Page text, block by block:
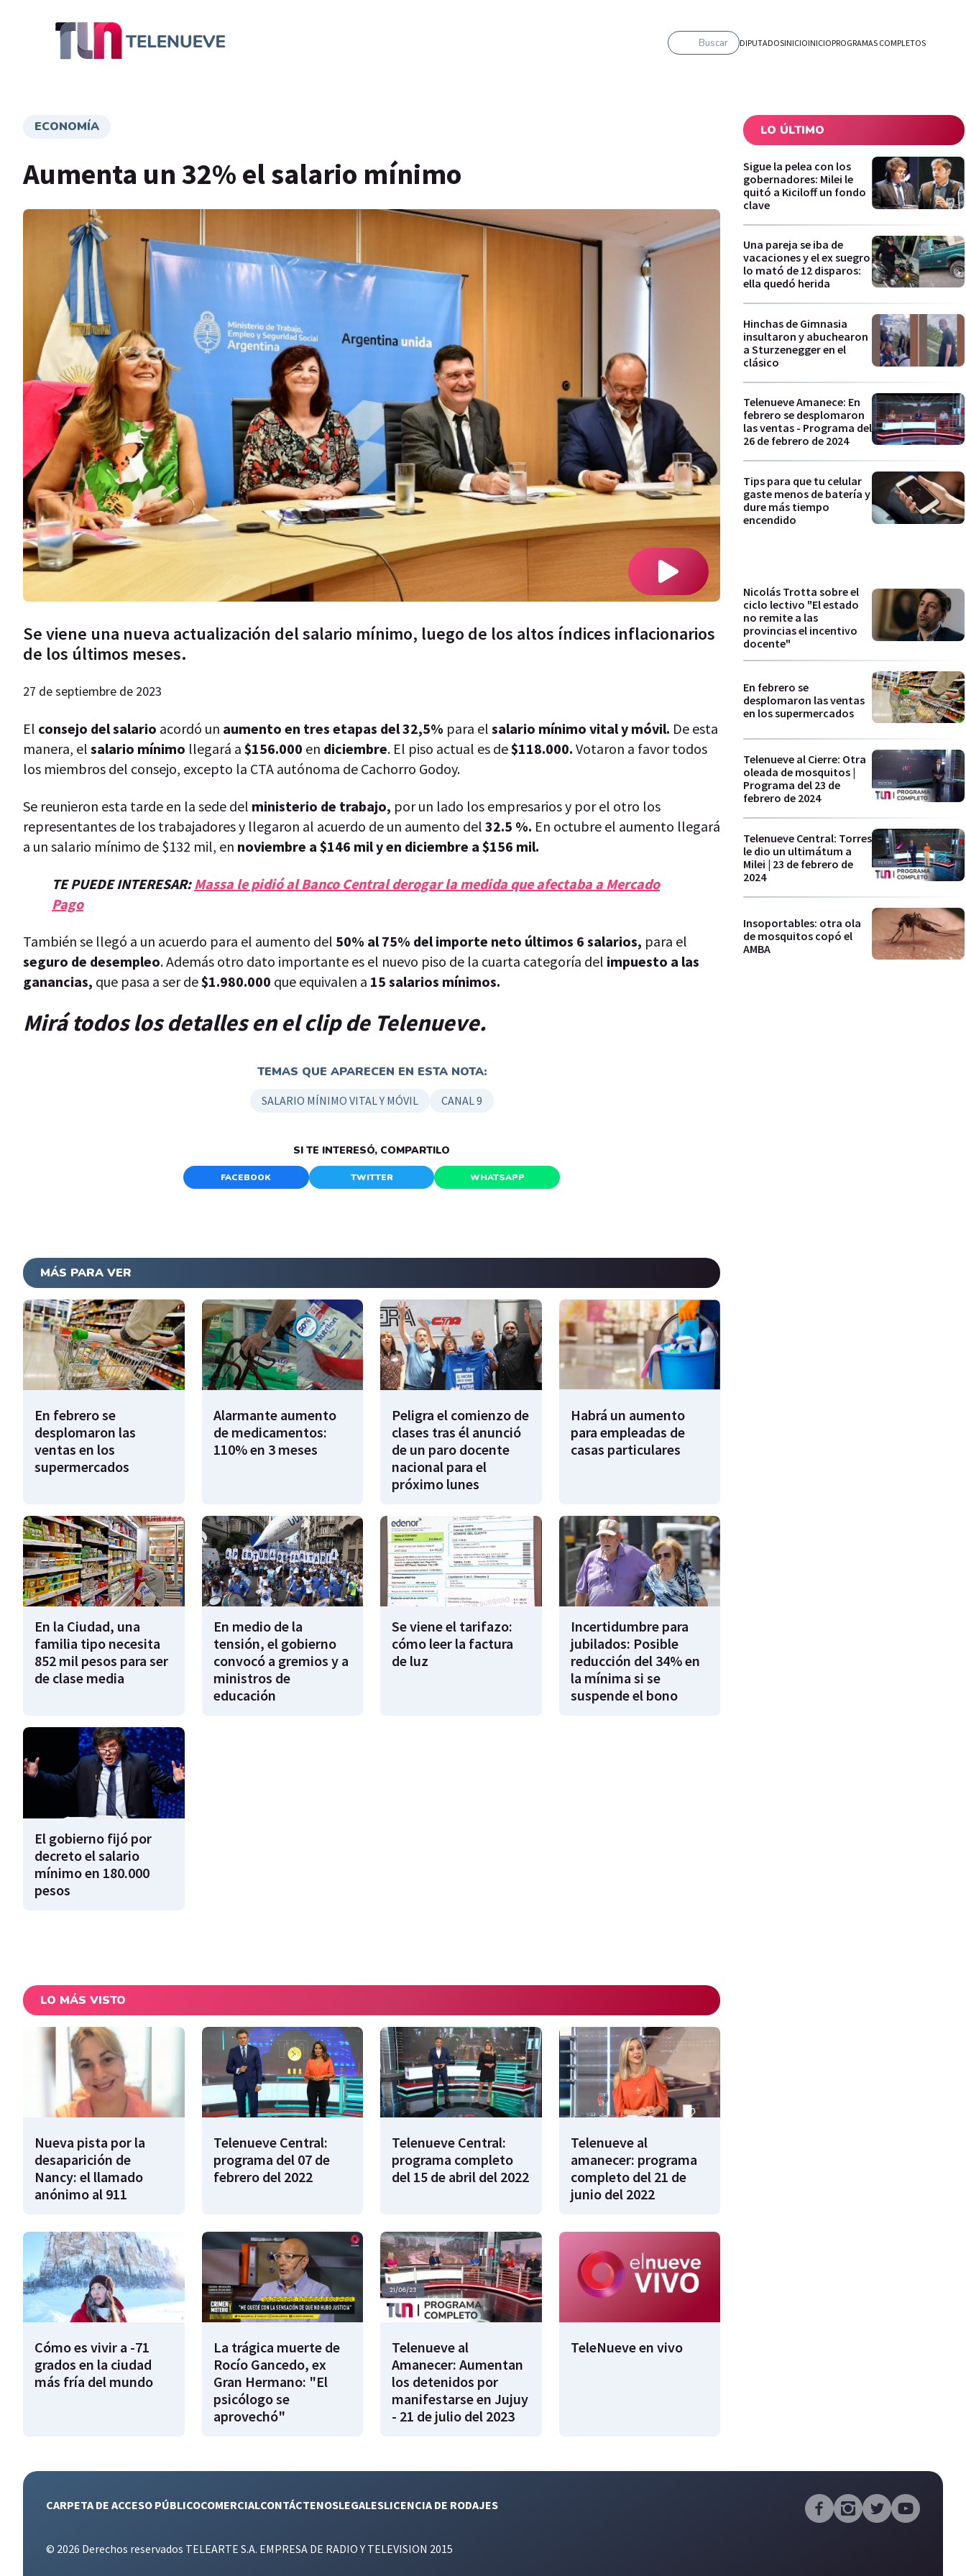
Buscar DIPUTADOSINICIOINICIOPROGRAMAS COMPLETOS
ECONOMÍA
Aumenta un 32% el salario mínimo
Se viene una nueva actualización del salario mínimo, luego de los altos índices inflacionarios
de los últimos meses.
27 de septiembre de 2023
El consejo del salario acordó un aumento en tres etapas del 32,5% para el salario mínimo vital y móvil. De esta
manera, el salario mínimo llegará a $156.000 en diciembre. El piso actual es de$118.000. Votaron a favor todos
los miembros del consejo, excepto la CTA autónoma de Cachorro Godoy.
Se reunieron esta tarde en la sede del ministerio de trabajo, por un lado los empresarios y por el otro los
representantes de los trabajadores y llegaron al acuerdo de un aumento del 32.5 %. En octubre el aumento llegará
a un salario mínimo de $132 mil, en noviembre a $146 mil y en diciembre a $156 mil.
TE PUEDE INTERESAR: Massa le pidió al Banco Central derogar la medida que afectaba a Mercado
Pago
También se llegó a un acuerdo para el aumento del 50% al 75% del importe neto últimos 6 salarios, para el
seguro de desempleo. Además otro dato importante es el nuevo piso de la cuarta categoría del impuesto a las
ganancias, que pasa a ser de$1.980.000 que equivalen a 15 salarios mínimos.
Mirá todos los detalles en el clip de Telenueve.
TEMAS QUE APARECEN EN ESTA NOTA:
SALARIO MÍNIMO VITAL Y MÓVIL CANAL 9
SI TE INTERESÓ, COMPARTILO
FACEBOOK TWITTER WHATSAPP
MÁS PARA VER
En febrero se
desplomaron las
ventas en los
supermercados
Alarmante aumento
de medicamentos:
110% en 3 meses
Peligra el comienzo de
clases tras él anunció
de un paro docente
nacional para el
próximo lunes
Habrá un aumento
para empleadas de
casas particulares
En la Ciudad, una
familia tipo necesita
852 mil pesos para ser
de clase media
En medio de la
tensión, el gobierno
convocó a gremios y a
ministros de
educación
Se viene el tarifazo:
cómo leer la factura
de luz
Incertidumbre para
jubilados: Posible
reducción del 34% en
la mínima si se
suspende el bono
El gobierno fijó por
decreto el salario
mínimo en 180.000
pesos
LO MÁS VISTO
Nueva pista por la
desaparición de
Nancy: el llamado
anónimo al 911
Telenueve Central:
programa del 07 de
febrero del 2022
Telenueve Central:
programa completo
del 15 de abril del 2022
Telenueve al
amanecer: programa
completo del 21 de
junio del 2022
Cómo es vivir a -71
grados en la ciudad
más fría del mundo
La trágica muerte de
Rocío Gancedo, ex
Gran Hermano: "El
psicólogo se
aprovechó"
Telenueve al
Amanecer: Aumentan
los detenidos por
manifestarse en Jujuy
- 21 de julio del 2023
TeleNueve en vivo
LO ÚLTIMO
Sigue la pelea con los
gobernadores: Milei le
quitó a Kiciloff un fondo
clave
Una pareja se iba de
vacaciones y el ex suegro
lo mató de 12 disparos:
ella quedó herida
Hinchas de Gimnasia
insultaron y abuchearon
a Sturzenegger en el
clásico
Telenueve Amanece: En
febrero se desplomaron
las ventas - Programa del
26 de febrero de 2024
Tips para que tu celular
gaste menos de batería y
dure más tiempo
encendido
Nicolás Trotta sobre el
ciclo lectivo "El estado
no remite a las
provincias el incentivo
docente"
En febrero se
desplomaron las ventas
en los supermercados
Telenueve al Cierre: Otra
oleada de mosquitos |
Programa del 23 de
febrero de 2024
Telenueve Central: Torres
le dio un ultimátum a
Milei | 23 de febrero de
2024
Insoportables: otra ola
de mosquitos copó el
AMBA
CARPETA DE ACCESO PÚBLICOCOMERCIALCONTÁCTENOSLEGALESLICENCIA DE RODAJES
© 2026 Derechos reservados TELEARTE S.A. EMPRESA DE RADIO Y TELEVISION 2015